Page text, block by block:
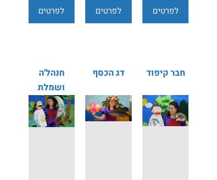
לפרטים
לפרטים
לפרטים
חבר קיפוד דג הכסף
חנהל'ה
ושמלת
השבת